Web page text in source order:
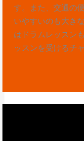
す。また、交通の
いやすいのも大き
はドラムレッスン
ッスンを受けるチ